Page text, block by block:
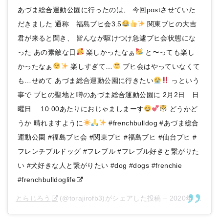
あづま総合運動公園に行ったのは、 今回postさせていた
だきました 通称 福島ブヒ会3.5
関東ブヒの大吉
君が来ると聞き、 皆んなが駆けつけ急遽ブヒ会状態にな
った あの素敵な日
楽しかったなぁ
と〜っても楽し
かったなぁ
楽しすぎて…
ブヒ会はやっていなくて
も…せめて あづま総合運動公園に行きたい
っという
事で ブヒの聖地と噂のあづま総合運動公園に 2月2日 日
曜日 10:00あたりにおじゃましまーす
どうかど
うか 晴れますように
#frenchbulldog #あづま総合
運動公園 #福島ブヒ会 #関東ブヒ #福島ブヒ #仙台ブヒ #
フレンチブルドッグ #フレブル #フレブル好きと繋がりた
い #犬好きな人と繋がりたい #dog #dogs #frenchie
#frenchbulldoglife
とらじろう (@torajirofb3)がシェアした投稿 – 2020年 1月月28日午後6時46分PST